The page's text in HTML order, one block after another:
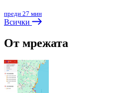
преди 27 мин
Всички
От мрежата